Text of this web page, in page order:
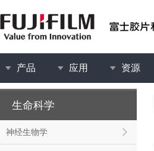
产品 应用 资源
生命科学
神经生物学